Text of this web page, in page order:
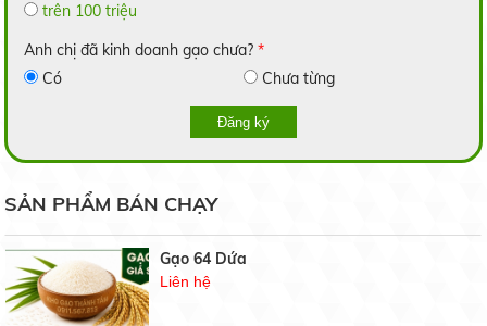
trên 100 triệu
Anh chị đã kinh doanh gạo chưa?*
Có
Chưa từng
Đăng ký
SẢN PHẨM BÁN CHẠY
Gạo 64 Dứa
Liên hệ
19/05/2020
6 bước bảo quản hoa cúc sau thu hoạch